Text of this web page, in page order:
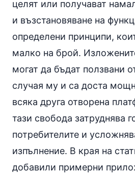
целят или получават
и възстановяване на
определени принципи,
малко на брой.
могат да бъдат ползвани
случая му и са доста
всяка друга отворена
тази свобода затруднява
потребителите и
изпълнение. В края на
добавили примерни